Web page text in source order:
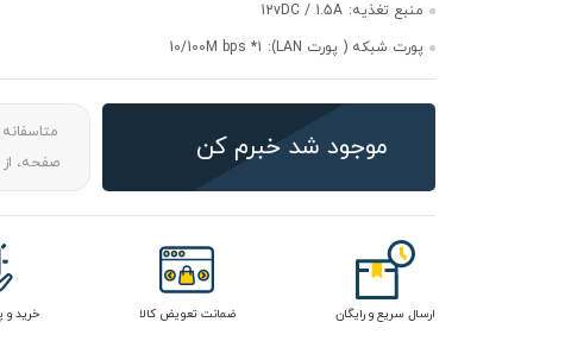
منبع تغذیه: 12vDC / 1.5A
پورت شبکه ( پورت LAN):
10/100M bps *1
موجود شد خبرم کن
صفحه،
ارسال سریع و رایگان ضمانت تعویض کالا خرید و